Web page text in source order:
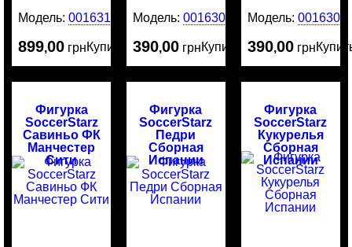
Модель:0016313
899,00 грнКупить
Модель:0016305
390,00 грнКупить
Модель: 0016304
390,00 грн
Фигурка
SoccerStarz
Савиньо ФК
Манчестер
Сити
Фигурка
SoccerStarz
Педри
Сборная
Испании
Фигурка
SoccerStarz
Кукурелья
Сборная
Испании